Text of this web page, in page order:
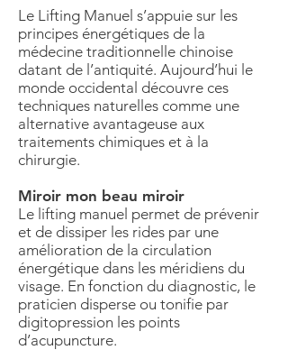
Le Lifting Manuel s’appuie sur les
principes énergétiques de la
médecine traditionnelle chinoise
datant de l’antiquité. Aujourd’hui le
monde occidental découvre ces
techniques naturelles comme une
alternative avantageuse aux
traitements chimiques et à la
chirurgie.
Miroir mon beau miroir
Le lifting manuel permet de prévenir
et de dissiper les rides par une
amélioration de la circulation
énergétique dans les méridiens du
visage. En fonction du diagnostic, le
praticien disperse ou tonifie par
digitopression les points
d’acupuncture.